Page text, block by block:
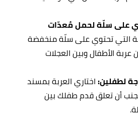
على سلّة لحمل مُعدّات
التي تحتوي على سلّة منخفضة
الأطفال وبين العجلات
لطفلين:اختاري العربة بمسند
أن تعلق قدم طفلك بين